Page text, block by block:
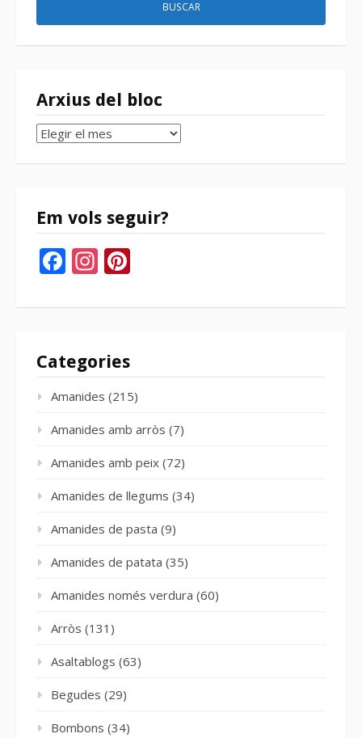
Arxius del bloc
Arxius
bloc
Em vols seguir?
Facebook
Instagram
Categories
Amanides (215)
Amanides amb arròs (7)
Amanides amb peix (72)
Amanides de llegums (34)
Amanides de pasta (9)
Amanides de patata (35)
Amanides només verdura (60)
Arròs (131)
Asaltablogs (63)
Begudes (29)
Bombons (34)